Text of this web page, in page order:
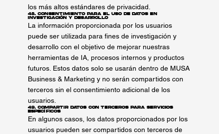
los más altos estándares de privacidad.
48. Consentimiento para el Uso de Datos en
Investigación y Desarrollo
La información proporcionada por los usuarios
puede ser utilizada para fines de investigación y
desarrollo con el objetivo de mejorar nuestras
herramientas de IA, procesos internos y productos
futuros. Estos datos solo se usarán dentro de MUSA
Business & Marketing y no serán compartidos con
terceros sin el consentimiento adicional de los
usuarios.
49. Compartir Datos con Terceros para Servicios
Específicos
En algunos casos, los datos proporcionados por los
usuarios pueden ser compartidos con terceros de